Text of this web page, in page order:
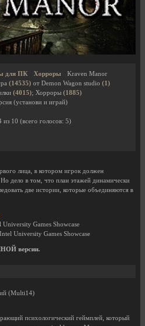
для ПК Хорроры
Kraven Manor
(14535) от Demon Wagon studio (1)
(4015); Хорроры (1885)
(установи и играй)
из 10 (всего голосов: 5)
лица, в котором игрок должен
дело в том, что план этажей динамически
две истории, которые объединяются в
Games Showcase
University Games Showcase
версии.
(Multi14)
психологический геймплей, который